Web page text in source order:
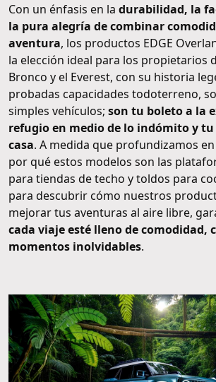
Con un énfasis en la durabilidad, la
la pura alegría de combinar
aventura, los productos EDGE
la elección ideal para los propietarios
Bronco y el Everest, con su historia
probadas capacidades todoterreno,
simples vehículos; son tu boleto a la
refugio en medio de lo indómito y
casa. A medida que profundizamos
por qué estos modelos son las
para tiendas de techo y toldos para
para descubrir cómo nuestros
mejorar tus aventuras al aire libre,
cada viaje esté lleno de comodidad,
momentos inolvidables.